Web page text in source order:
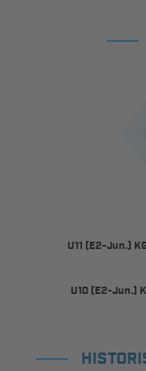
U11 (E2-Jun.)
U10 (E2-Jun.)